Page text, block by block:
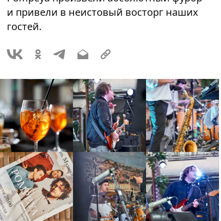
и привели в неистовый восторг наших
гостей.